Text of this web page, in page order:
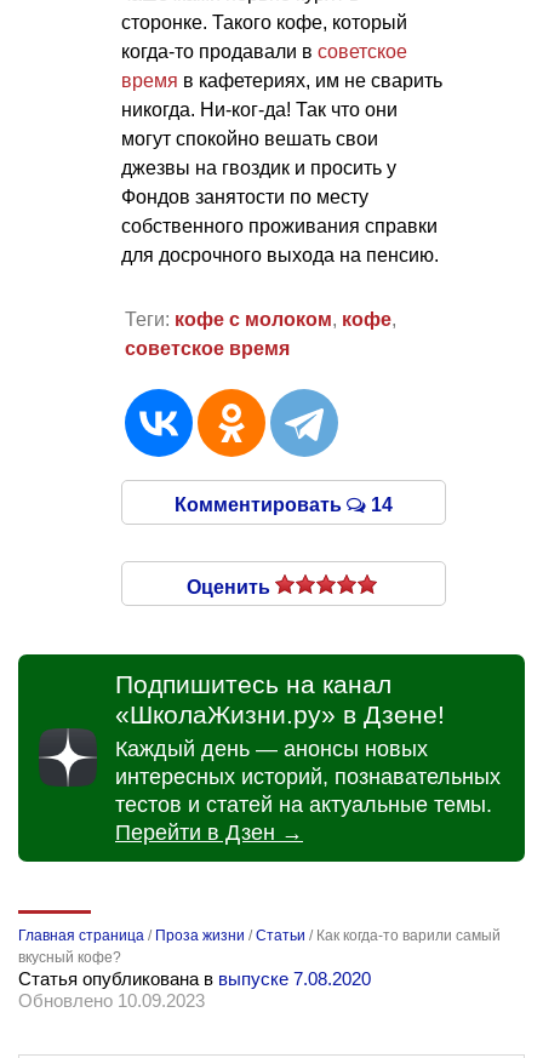
сторонке. Такого кофе, который
когда-то продавали в советское
время в кафетериях, им не сварить
никогда. Ни-ког-да! Так что они
могут спокойно вешать свои
джезвы на гвоздик и просить у
Фондов занятости по месту
собственного проживания справки
для досрочного выхода на пенсию.
Теги: кофе с молоком, кофе,
советское время
Комментировать 14
Оценить
Подпишитесь на канал
«ШколаЖизни.ру» в Дзене!
Каждый день — анонсы новых
интересных историй, познавательных
тестов и статей на актуальные темы.
Перейти в Дзен →
Главная страница / Проза жизни /Статьи / Как когда-то варили самый
вкусный кофе?
Статья опубликована в выпуске 7.08.2020
Обновлено 10.09.2023